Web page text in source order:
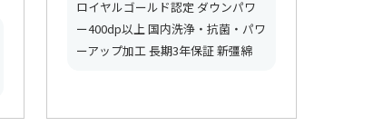
ロイヤルゴールド認定 ダウンパワ
ー400dp以上 国内洗浄・抗菌・パワ
ーアップ加工 長期3年保証 新彊綿